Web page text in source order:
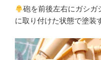
砲を前後左右にガシガ
に取り付けた状態で塗装